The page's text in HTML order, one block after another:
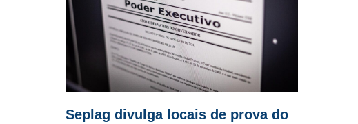
Seplag divulga locais de prova do